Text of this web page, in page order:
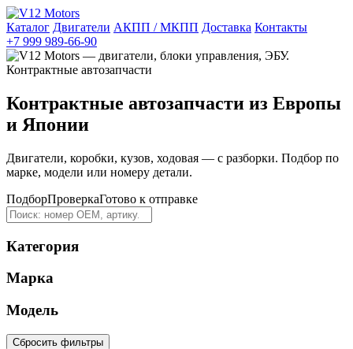
Каталог Двигатели АКПП / МКПП Доставка Контакты
+7 999 989-66-90
Контрактные автозапчасти из Европы
и Японии
Двигатели, коробки, кузов, ходовая — с разборки. Подбор по
марке, модели или номеру детали.
ПодборПроверкаГотово к отправке
Категория
Марка
Модель
Сбросить фильтры